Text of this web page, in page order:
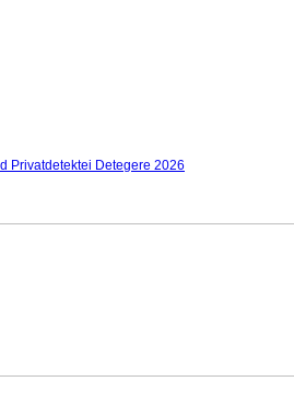
Privatdetektei Detegere 2026